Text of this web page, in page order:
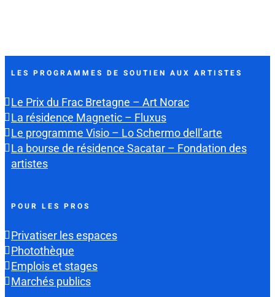
LES PROGRAMMES DE SOUTIEN AUX ARTISTES
Le Prix du Frac Bretagne – Art Norac
La résidence Magnetic – Fluxus
Le programme Visio – Lo Schermo dell’arte
La bourse de résidence Sacatar – Fondation des
artistes
POUR LES PROS
Privatiser les espaces
Photothèque
Emplois et stages
Marchés publics